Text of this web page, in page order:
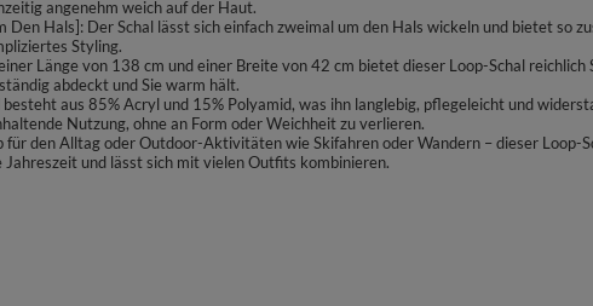
angenehm weich auf der Haut.
Den Hals]: Der Schal lässt sich einfach zweimal um den Hals wickeln und bietet so
Styling.
Länge von 138 cm und einer Breite von 42 cm bietet dieser Loop-Schal
abdeckt und Sie warm hält.
aus 85% Acryl und 15% Polyamid, was ihn langlebig, pflegeleicht und
Nutzung, ohne an Form oder Weichheit zu verlieren.
den Alltag oder Outdoor-Aktivitäten wie Skifahren oder Wandern – dieser
und lässt sich mit vielen Outfits kombinieren.